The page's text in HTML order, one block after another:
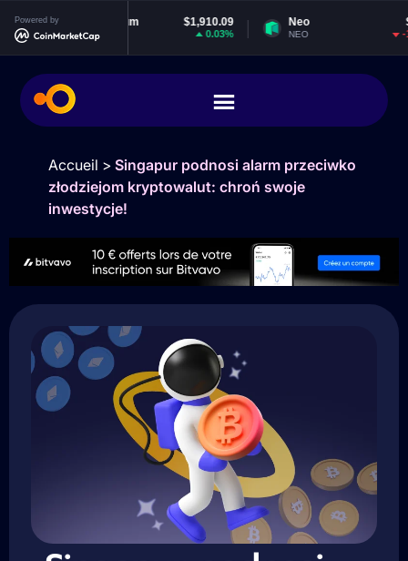
Powered byEthereum $1,910.09
ETH
Neo
Accueil > Singapur podnosi alarm przeciwko
złodziejom kryptowalut: chroń swoje
inwestycje!